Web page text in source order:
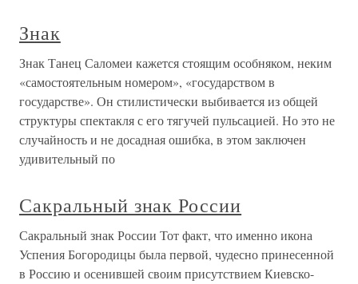
Знак
Знак Танец Саломеи кажется стоящим особняком, неким
«самостоятельным номером», «государством в
государстве». Он стилистически выбивается из общей
структуры спектакля с его тягучей пульсацией. Но это не
случайность и не досадная ошибка, в этом заключен
удивительный по
Сакральный знак России
Сакральный знак России Тот факт, что именно икона
Успения Богородицы была первой, чудесно принесенной
в Россию и осенившей своим присутствием Киевско-